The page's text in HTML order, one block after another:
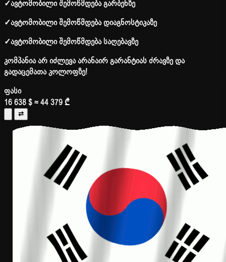
✓ავტომობილი შემოწმდება გარბენზე
✓ავტომობილი შემოწმდება დიაგნოსტიკაზე
✓ავტომობილი შემოწმდება საღებავზე
კომპანია არ იძლევა არანაირ გარანტიას ძრავზე და
გადაცემათა კოლოფზე!
ფასი
16 638 $≈ 44 379 ₾
⇄